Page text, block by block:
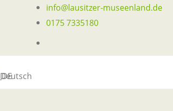
info@lausitzer-museenland.de
0175 7335180
Deutsch